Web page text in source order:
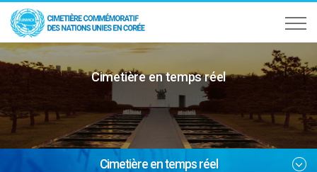
Cimetière en temps réel
Cimetière en temps réel